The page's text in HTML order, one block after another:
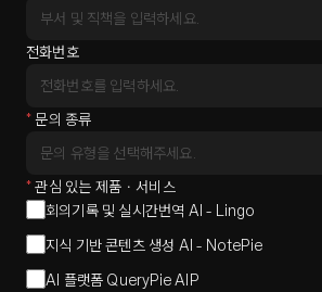
전화번호
*문의 종류
*관심 있는 제품・서비스
회의기록 및 실시간번역 AI - Lingo
지식 기반 콘텐츠 생성 AI - NotePie
AI 플랫폼 QueryPie AIP